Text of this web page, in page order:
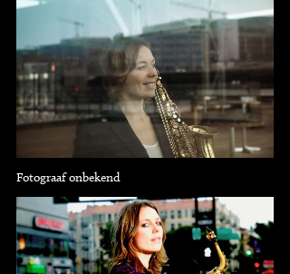
Fotograaf onbekend